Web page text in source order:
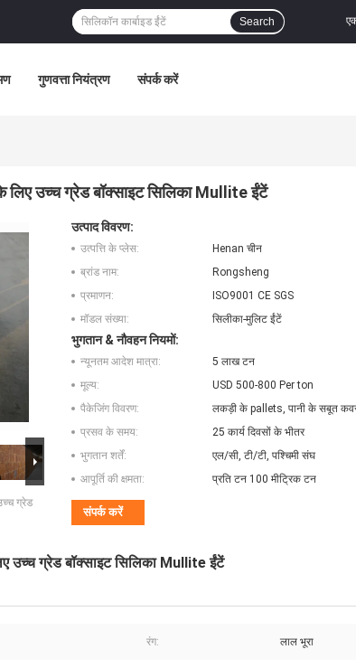
Search
गुणवत्ता नियंत्रण संपर्क करें
लिए उच्च ग्रेड बॉक्साइट सिलिका Mullite ईंटें
ग्रेड
उत्पाद विवरण:
उत्पत्ति के प्लेस:
Henan चीन
ब्रांड नाम:
Rongsheng
प्रमाणन:
ISO9001 CE SGS
मॉडल संख्या:
सिलीका-मुलिट ईंटें
भुगतान & नौवहन नियमों:
न्यूनतम आदेश मात्रा:
5 लाख टन
मूल्य:
USD 500-800 Per ton
पैकेजिंग विवरण:
लकड़ी के pallets, पानी के सबूत
प्रसव के समय:
25 कार्य दिवसों के भीतर
भुगतान शर्तें:
एल/सी, टी/टी, पश्चिमी संघ
आपूर्ति की क्षमता:
प्रति टन 100 मीट्रिक टन
संपर्क करें
उच्च ग्रेड बॉक्साइट सिलिका Mullite ईंटें
रंग: लाल भूरा